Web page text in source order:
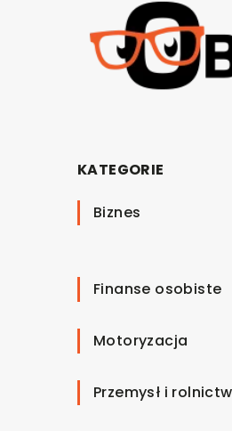
KATEGORIE
Biznes
Finanse osobiste
Motoryzacja
Przemysł i